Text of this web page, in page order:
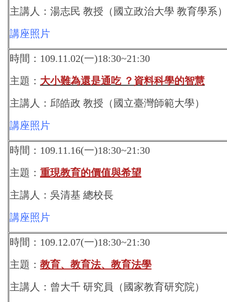
主講人：湯志民 教授（國立政治大學 教育學系）
講座照片
時間：109.11.02(一)18:30~21:30
主題： 大小難為還是通吃 ？資料科學的智慧
主講人：邱皓政 教授（國立臺灣師範大學）
講座照片
時間：109.11.16(一)18:30~21:30
主題： 重現教育的價值與希望
主講人：吳清基 總校長
講座照片
時間：109.12.07(一)18:30~21:30
主題： 教育、教育法、教育法學
主講人：曾大千 研究員（國家教育研究院）